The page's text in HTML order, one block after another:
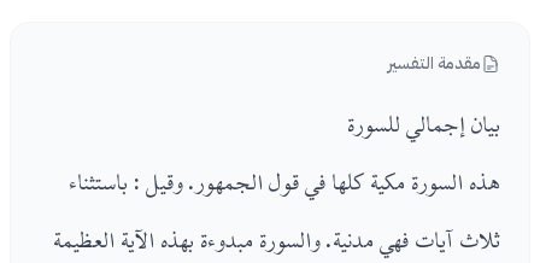
مقدمة التفسير
بيان إجمالي للسورة
هذه السورة مكية كلها في قول الجمهور. وقيل : باستثناء
ثلاث آيات فهي مدنية. والسورة مبدوءة بهذه الآية العظيمة